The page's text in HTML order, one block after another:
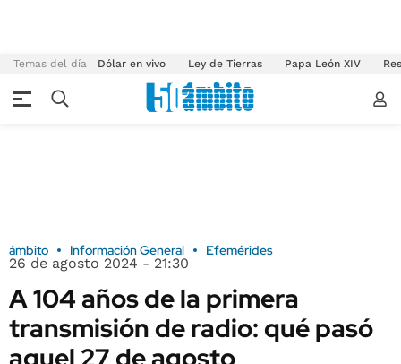
Temas del día Dólar en vivo Ley de Tierras Papa León XIV
ámbito Información General Efemérides
26 de agosto 2024 - 21:30
A 104 años de la primera
transmisión de radio: qué pasó